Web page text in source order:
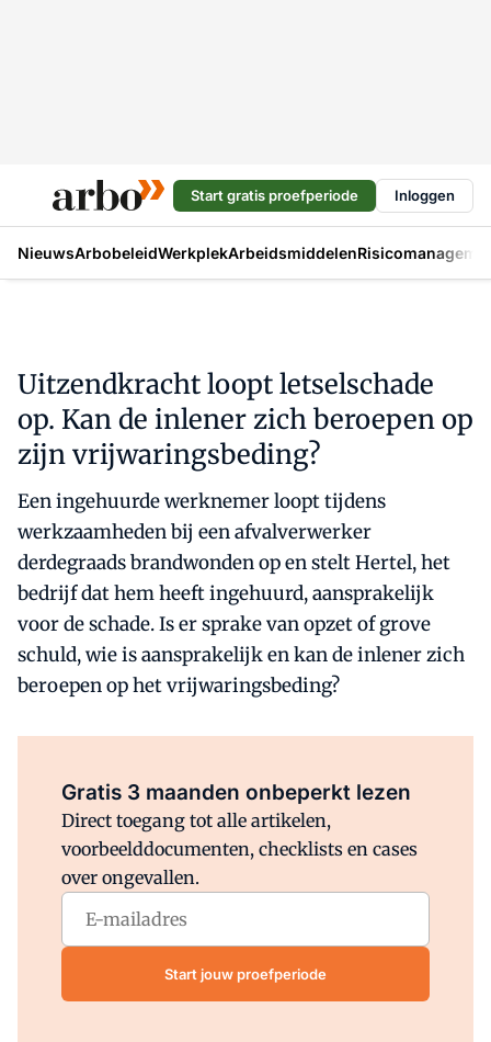
Start gratis proefperiode Inloggen
NieuwsArbobeleidWerkplekArbeidsmiddelen
Uitzendkracht loopt letselschade
op. Kan de inlener zich beroepen op
zijn vrijwaringsbeding?
Een ingehuurde werknemer loopt tijdens
werkzaamheden bij een afvalverwerker
derdegraads brandwonden op en stelt Hertel, het
bedrijf dat hem heeft ingehuurd, aansprakelijk
voor de schade. Is er sprake van opzet of grove
schuld, wie is aansprakelijk en kan de inlener zich
beroepen op het vrijwaringsbeding?
Gratis 3 maanden onbeperkt lezen
Direct toegang tot alle artikelen,
voorbeelddocumenten, checklists en cases
over ongevallen.
Start jouw proefperiode